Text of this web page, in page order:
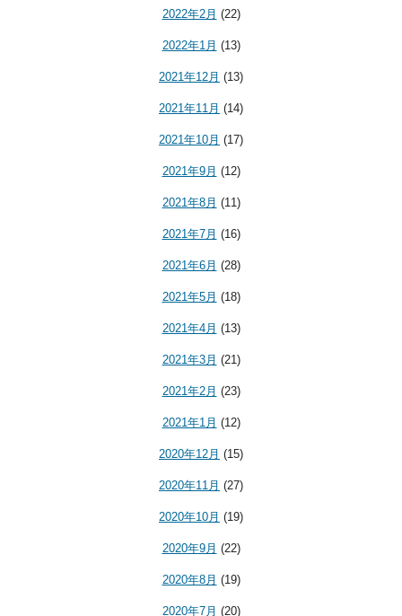
2022年2月 (22)
2022年1月 (13)
2021年12月 (13)
2021年11月 (14)
2021年10月 (17)
2021年9月 (12)
2021年8月 (11)
2021年7月 (16)
2021年6月 (28)
2021年5月 (18)
2021年4月 (13)
2021年3月 (21)
2021年2月 (23)
2021年1月 (12)
2020年12月 (15)
2020年11月 (27)
2020年10月 (19)
2020年9月 (22)
2020年8月 (19)
2020年7月 (20)